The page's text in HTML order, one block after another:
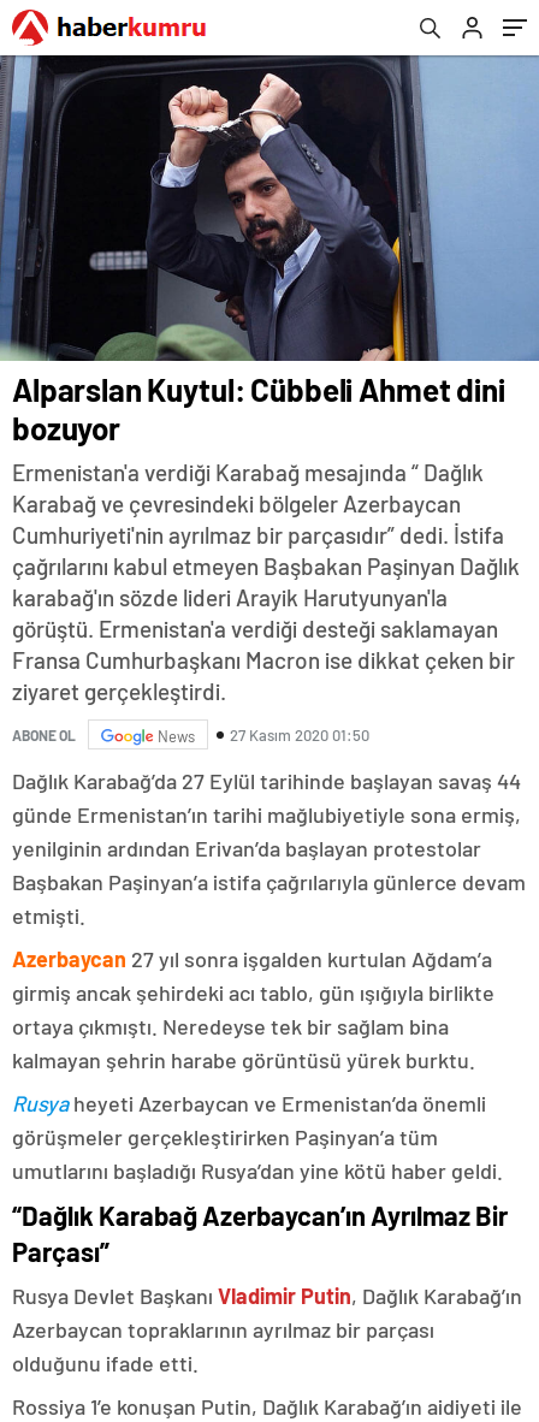
Alparslan Kuytul: Cübbeli Ahmet dini
bozuyor
Ermenistan'a verdiği Karabağ mesajında “ Dağlık
Karabağ ve çevresindeki bölgeler Azerbaycan
Cumhuriyeti'nin ayrılmaz bir parçasıdır” dedi. İstifa
çağrılarını kabul etmeyen Başbakan Paşinyan Dağlık
karabağ'ın sözde lideri Arayik Harutyunyan'la
görüştü. Ermenistan'a verdiği desteği saklamayan
Fransa Cumhurbaşkanı Macron ise dikkat çeken bir
ziyaret gerçekleştirdi.
ABONE OL News 27 Kasım 2020 01:50
Dağlık Karabağ’da 27 Eylül tarihinde başlayan savaş 44
günde Ermenistan’ın tarihi mağlubiyetiyle sona ermiş,
yenilginin ardından Erivan’da başlayan protestolar
Başbakan Paşinyan’a istifa çağrılarıyla günlerce devam
etmişti.
Azerbaycan 27 yıl sonra işgalden kurtulan Ağdam’a
girmiş ancak şehirdeki acı tablo, gün ışığıyla birlikte
ortaya çıkmıştı. Neredeyse tek bir sağlam bina
kalmayan şehrin harabe görüntüsü yürek burktu.
Rusyaheyeti Azerbaycan ve Ermenistan’da önemli
görüşmeler gerçekleştirirken Paşinyan’a tüm
umutlarını başladığı Rusya’dan yine kötü haber geldi.
“Dağlık Karabağ Azerbaycan’ın Ayrılmaz Bir
Parçası”
Rusya Devlet Başkanı Vladimir Putin, Dağlık Karabağ’ın
Azerbaycan topraklarının ayrılmaz bir parçası
olduğunu ifade etti.
Rossiya 1’e konuşan Putin, Dağlık Karabağ’ın aidiyeti ile